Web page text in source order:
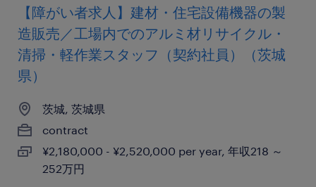
【障がい者求人】建材・住宅設備機器の製
造販売／工場内でのアルミ材リサイクル・
清掃・軽作業スタッフ（契約社員）（茨城
県）
茨城, 茨城県
contract
¥2,180,000 - ¥2,520,000 per year, 年収218 ～
252万円